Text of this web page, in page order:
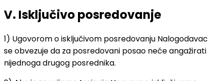
V. Isključivo posredovanje
1) Ugovorom o isključivom posredovanju Nalogodavac
se obvezuje da za posredovani posao neće angažirati
nijednoga drugog posrednika.